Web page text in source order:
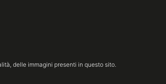
delle immagini presenti in questo sito.